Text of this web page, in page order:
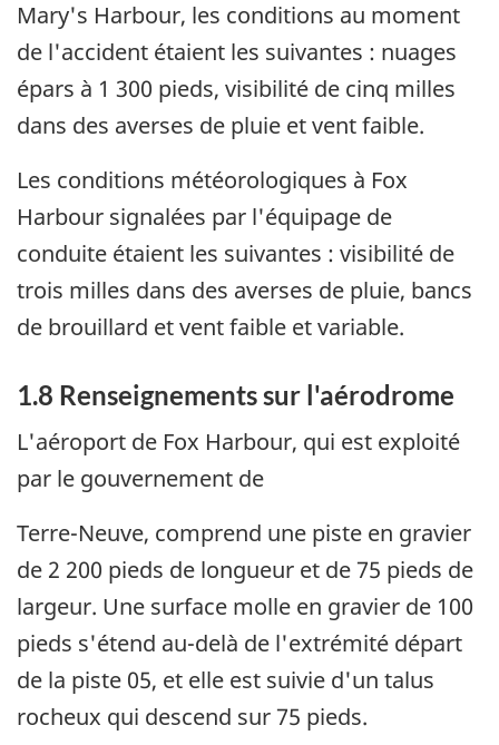
Mary's Harbour, les conditions au moment
de l'accident étaient les suivantes : nuages
épars à 1 300 pieds, visibilité de cinq milles
dans des averses de pluie et vent faible.
Les conditions météorologiques à Fox
Harbour signalées par l'équipage de
conduite étaient les suivantes : visibilité de
trois milles dans des averses de pluie, bancs
de brouillard et vent faible et variable.
1.8 Renseignements sur l'aérodrome
L'aéroport de Fox Harbour, qui est exploité
par le gouvernement de
Terre-Neuve, comprend une piste en gravier
de 2 200 pieds de longueur et de 75 pieds de
largeur. Une surface molle en gravier de 100
pieds s'étend au-delà de l'extrémité départ
de la piste 05, et elle est suivie d'un talus
rocheux qui descend sur 75 pieds.